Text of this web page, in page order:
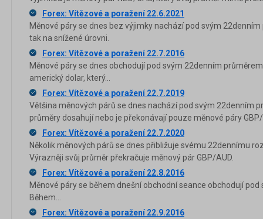
Forex: Vítězové a poražení 22.6.2021
Měnové páry se dnes bez výjimky nachází pod svým
tak na snížené úrovni.
Forex: Vítězové a poražení 22.7.2016
Měnové páry se dnes obchodují pod svým 22denním
americký dolar, který...
Forex: Vítězové a poražení 22.7.2019
Většina měnových párů se dnes nachází pod svým 22denním
průměry dosahují nebo je překonávají pouze měnové páry GBP/
Forex: Vítězové a poražení 22.7.2020
Několik měnových párů se dnes přibližuje svému 22dennímu
Výrazněji svůj průměr překračuje měnový pár GBP/AUD.
Forex: Vítězové a poražení 22.8.2016
Měnové páry se během dnešní obchodní seance obchodují
Během...
Forex: Vítězové a poražení 22.9.2016